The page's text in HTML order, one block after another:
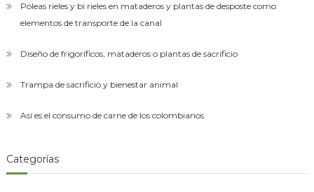
Poleas rieles y bi rieles en mataderos y plantas de desposte como
elementos de transporte de la canal
Diseño de frigoríficos, mataderos o plantas de sacrificio
Trampa de sacrificio y bienestar animal
Así es el consumo de carne de los colombianos
Categorías